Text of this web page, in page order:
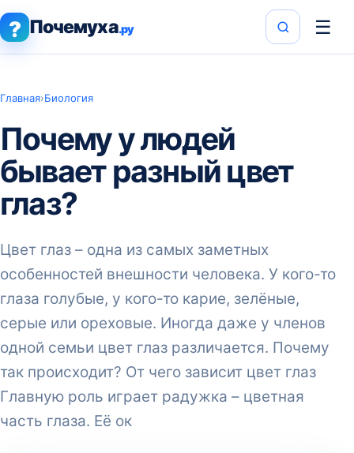
? Почемуха.ру ☰
Главная›Биология
Почему у людей
бывает разный цвет
глаз?
Цвет глаз – одна из самых заметных
особенностей внешности человека. У кого-то
глаза голубые, у кого-то карие, зелёные,
серые или ореховые. Иногда даже у членов
одной семьи цвет глаз различается. Почему
так происходит? От чего зависит цвет глаз
Главную роль играет радужка – цветная
часть глаза. Её ок